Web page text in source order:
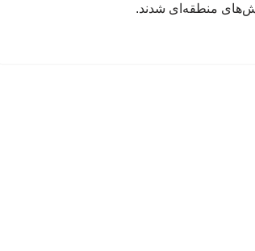
منطقه‌ای شدند.